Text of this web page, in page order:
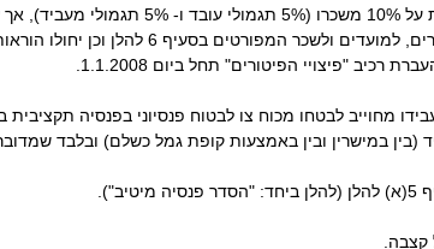
ביניהם), כך ששיעור ההפרשות בגינו עומד
לבטחו מכוח צו לבטוח פנסיוני בפנסיה תקציבית
(בין במישרין ובין באמצעות קופת גמל כשלם) ובלבד